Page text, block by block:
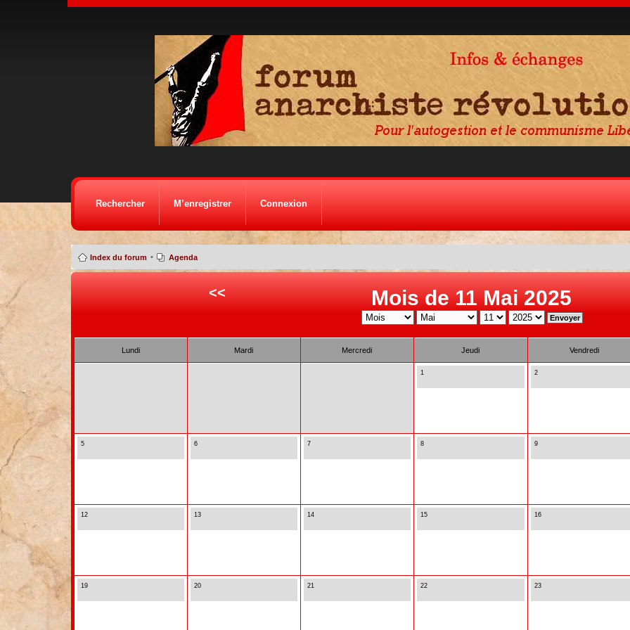
Rechercher M’enregistrer Connexion
Index du forum • Agenda
<< Mois de 11 Mai 2025
Lundi Mardi Mercredi Jeudi Vendredi
1 2
5 6 7 8 9
12 13 14 15 16
19 20 21 22 23